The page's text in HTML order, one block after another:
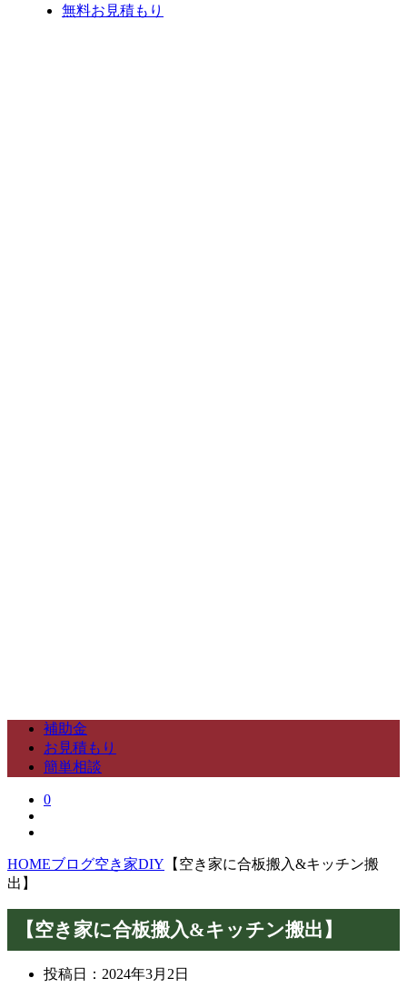
無料お見積もり
補助金
お見積もり
簡単相談
0
HOMEブログ空き家DIY 【空き家に合板搬入&キッチン搬
出】
【空き家に合板搬入&キッチン搬出】
投稿日： 2024年3月2日